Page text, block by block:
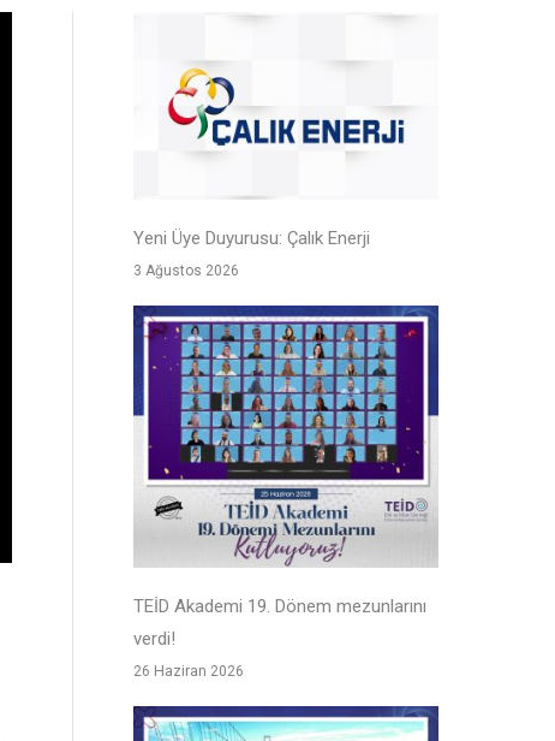
Yeni Üye Duyurusu: Çalık Enerji
3 Ağustos 2026
TEİD Akademi 19. Dönem mezunlarını
verdi!
26 Haziran 2026